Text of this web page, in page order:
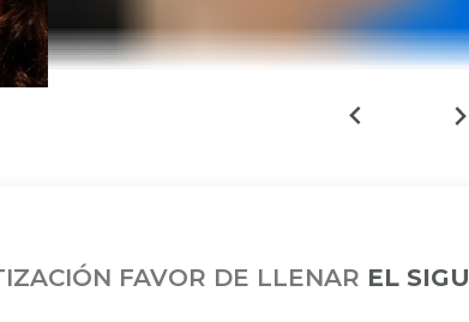
FAVOR DE LLENAR EL